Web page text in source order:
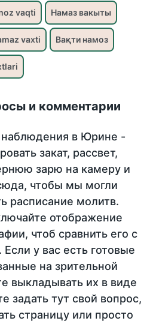
vaqti Намаз вакыты
vaxti Вақти намоз
и комментарии
в Юрине -
закат, рассвет,
зарю на камеру и
чтобы мы могли
расписание молитв.
отображение
чтоб сравнить его с
у вас есть готовые
на зрительной
выкладывать их в виде
задать тут свой вопрос,
страницу или просто